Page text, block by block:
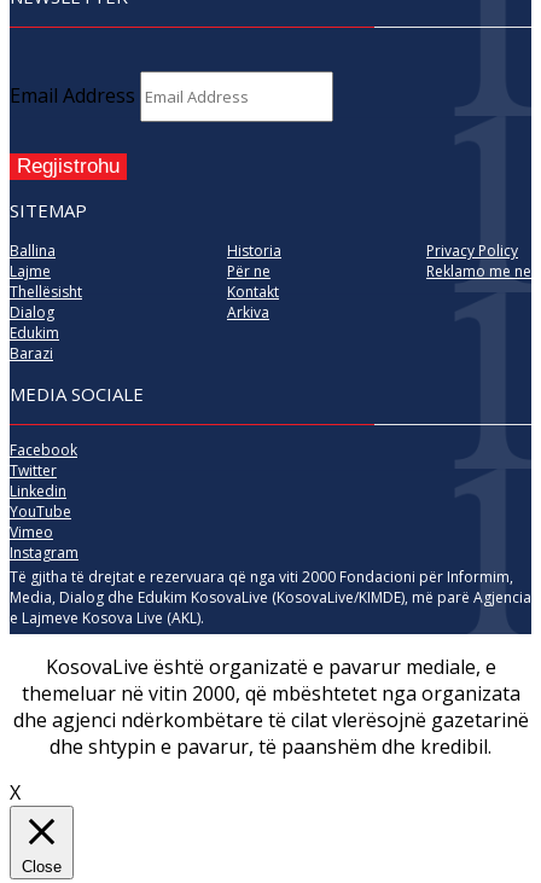
Email Address
Regjistrohu
SITEMAP
Ballina
Lajme
Thellësisht
Dialog
Edukim
Barazi
Historia
Për ne
Kontakt
Arkiva
Privacy Policy
Reklamo me ne
MEDIA SOCIALE
Facebook
Twitter
Linkedin
YouTube
Vimeo
Instagram
Të gjitha të drejtat e rezervuara që nga viti 2000 Fondacioni për Informim,
Media, Dialog dhe Edukim KosovaLive (KosovaLive/KIMDE), më parë Agjencia
e Lajmeve Kosova Live (AKL).
KosovaLive është organizatë e pavarur mediale, e
themeluar në vitin 2000, që mbështetet nga organizata
dhe agjenci ndërkombëtare të cilat vlerësojnë gazetarinë
dhe shtypin e pavarur, të paanshëm dhe kredibil.
X
Close